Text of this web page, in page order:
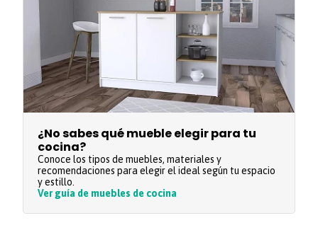
¿No sabes qué mueble elegir para tu
cocina?
Conoce los tipos de muebles, materiales y
recomendaciones para elegir el ideal según tu espacio
y estillo.
Ver guía de muebles de cocina